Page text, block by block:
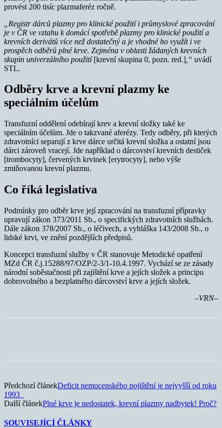
provést 200 tisíc plazmaferéz ročně.
„Registr dárců plazmy pro klinické použití i průmyslové zpracování
je v ČR ve vztahu k domácí spotřebě plazmy pro klinické použití a
krevních derivátů více než dostatečný a je vhodné ho využít i ve
prospěch odběrů plné krve. Zejména v oblasti žádaných krevních
skupin univerzálního použití[krevní skupina 0, pozn. red.] ,“ uvádí
STL.
Odběry krve a krevní plazmy ke
speciálním účelům
Transfuzní oddělení odebírají krev a krevní složky také ke
speciálním účelům. Jde o takzvané aferézy. Tedy odběry, při kterých
zdravotníci separují z krve dárce určitá krevní složka a ostatní jsou
dárci zároveň vracejí. Jde například o dárcovství krevních destiček
[trombocyty], červených krvinek [erytrocyty], nebo výše
zmiňovanou krevní plazmu.
Co říká legislativa
Podmínky pro odběr krve její zpracování na transfuzní přípravky
upravují zákon 373/2011 Sb., o specifických zdravotních službách.
Dále zákon 378/2007 Sb., o léčivech, a vyhláška 143/2008 Sb., o
lidské krvi, ve znění pozdějších předpisů.
Koncepci transfuzní služby v ČR stanovuje Metodické opatření
MZd ČR č.j.15288/97/OZP/2-3/1-10.4.1997. Vychází se ze zásady
národní soběstačnosti při zajištění krve a jejích složek a principu
dobrovolného a bezplatného dárcovství krve a jejích složek.
–VRN–
Předchozí článekDeficit nemocenského pojištění je nejvyšší od roku
1993
Další článekPlné krve je nedostatek, krevní plazmy nadbytek! Proč?
SOUVISEJÍCÍ ČLÁNKY